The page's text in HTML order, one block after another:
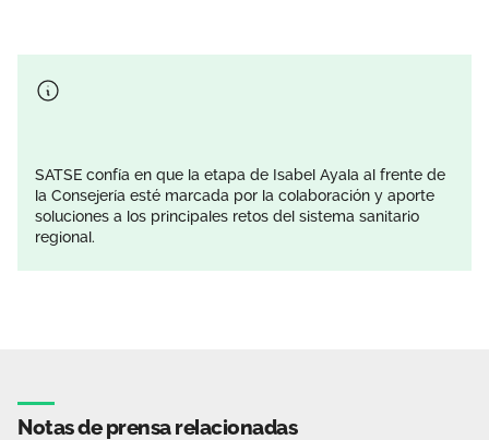
SATSE confía en que la etapa de Isabel Ayala al frente de
la Consejería esté marcada por la colaboración y aporte
soluciones a los principales retos del sistema sanitario
regional.
Notas de prensa relacionadas